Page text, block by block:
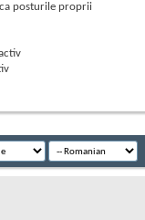
posturile proprii